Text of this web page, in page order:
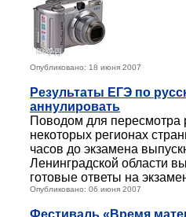
Опубликовано: 18 июня 2007
Результаты ЕГЭ по
аннулировать
Поводом для пересмотра
некоторых регионах
часов до экзамена
Ленинградской области
готовые ответы на
Опубликовано: 06 июня 2007
Фестиваль «Время